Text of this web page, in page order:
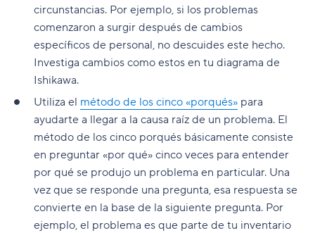
circunstancias. Por ejemplo, si los problemas
comenzaron a surgir después de cambios
específicos de personal, no descuides este hecho.
Investiga cambios como estos en tu diagrama de
Ishikawa.
Utiliza el método de los cinco «porqués» para
ayudarte a llegar a la causa raíz de un problema. El
método de los cinco porqués básicamente consiste
en preguntar «por qué» cinco veces para entender
por qué se produjo un problema en particular. Una
vez que se responde una pregunta, esa respuesta se
convierte en la base de la siguiente pregunta. Por
ejemplo, el problema es que parte de tu inventario